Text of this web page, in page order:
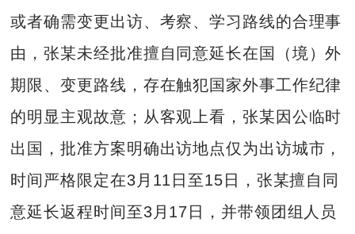
或者确需变更出访、考察、学习路线的合理事
由，张某未经批准擅自同意延长在国（境）外
期限、变更路线，存在触犯国家外事工作纪律
的明显主观故意；从客观上看，张某因公临时
出国，批准方案明确出访地点仅为出访城市，
时间严格限定在3月11日至15日，张某擅自同
意延长返程时间至3月17日，并带领团组人员